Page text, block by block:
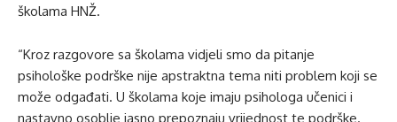
školama HNŽ.
“Kroz razgovore sa školama vidjeli smo da pitanje
psihološke podrške nije apstraktna tema niti problem koji se
može odgađati. U školama koje imaju psihologa učenici i
nastavno osoblje jasno prepoznaju vrijednost te podrške.